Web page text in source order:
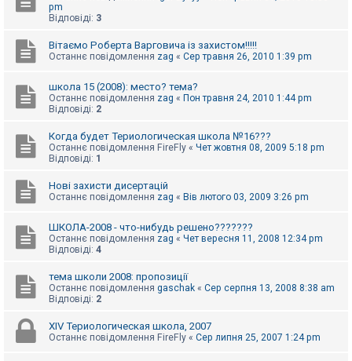
pm
Відповіді: 3
Вітаємо Роберта Варговича із захистом!!!!!
Останнє повідомлення zag « Сер травня 26, 2010 1:39 pm
школа 15 (2008): место? тема?
Останнє повідомлення zag « Пон травня 24, 2010 1:44 pm
Відповіді: 2
Когда будет Териологическая школа №16???
Останнє повідомлення FireFly « Чет жовтня 08, 2009 5:18 pm
Відповіді: 1
Нові захисти дисертацій
Останнє повідомлення zag « Вів лютого 03, 2009 3:26 pm
ШКОЛА-2008 - что-нибудь решено???????
Останнє повідомлення zag « Чет вересня 11, 2008 12:34 pm
Відповіді: 4
тема школи 2008: пропозиції
Останнє повідомлення gaschak « Сер серпня 13, 2008 8:38 am
Відповіді: 2
XIV Териологическая школа, 2007
Останнє повідомлення FireFly « Сер липня 25, 2007 1:24 pm